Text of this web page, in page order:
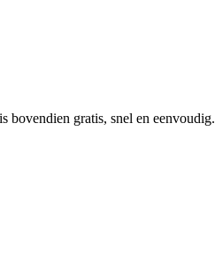
bovendien gratis, snel en eenvoudig.